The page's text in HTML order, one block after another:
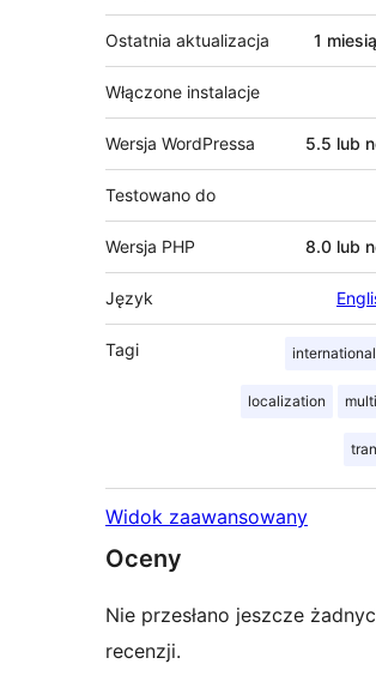
Ostatnia aktualizacja 1
Włączone instalacje
Wersja WordPressa 5.5 lub
Testowano do
Wersja PHP 8.0 lub
Język
Tagi
localization
Widok zaawansowany
Oceny
Nie przesłano jeszcze
recenzji.